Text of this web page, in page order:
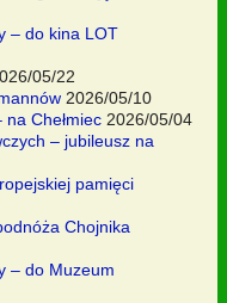
– do kina LOT
05/22
2026/05/10
Chełmiec 2026/05/04
– jubileusz na
pamięci
Chojnika
– do Muzeum